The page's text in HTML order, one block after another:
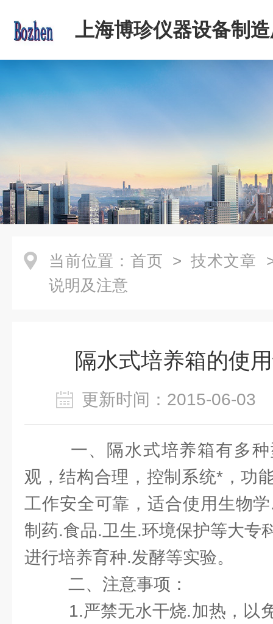
上海博珍仪器设备制
当前位置： 首页 > 技术文章
说明及注意
隔水式培养箱的使
更新时间：2015-06-
一、隔水式培养箱有多
观，结构合理，控制系统*，功
工作安全可靠，适合使用生物
制药.食品.卫生.环境保护等大专
进行培养育种.发酵等实验。
二、注意事项：
1.严禁无水干烧.加热，以